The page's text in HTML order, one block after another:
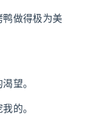
鸭做得极为美
望。
的。